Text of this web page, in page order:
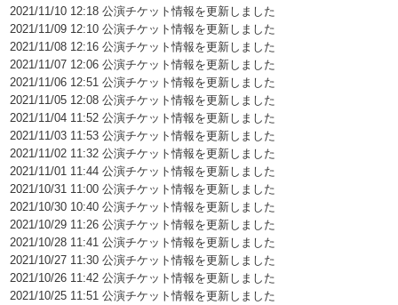
2021/11/10 12:18 公演チケット情報を更新しました
2021/11/09 12:10 公演チケット情報を更新しました
2021/11/08 12:16 公演チケット情報を更新しました
2021/11/07 12:06 公演チケット情報を更新しました
2021/11/06 12:51 公演チケット情報を更新しました
2021/11/05 12:08 公演チケット情報を更新しました
2021/11/04 11:52 公演チケット情報を更新しました
2021/11/03 11:53 公演チケット情報を更新しました
2021/11/02 11:32 公演チケット情報を更新しました
2021/11/01 11:44 公演チケット情報を更新しました
2021/10/31 11:00 公演チケット情報を更新しました
2021/10/30 10:40 公演チケット情報を更新しました
2021/10/29 11:26 公演チケット情報を更新しました
2021/10/28 11:41 公演チケット情報を更新しました
2021/10/27 11:30 公演チケット情報を更新しました
2021/10/26 11:42 公演チケット情報を更新しました
2021/10/25 11:51 公演チケット情報を更新しました